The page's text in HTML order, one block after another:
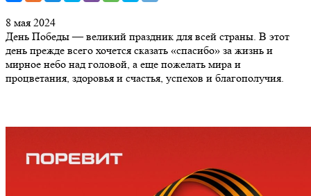
8 мая 2024
День Победы — великий праздник для всей страны. В этот
день прежде всего хочется сказать «спасибо» за жизнь и
мирное небо над головой, а еще пожелать мира и
процветания, здоровья и счастья, успехов и благополучия.